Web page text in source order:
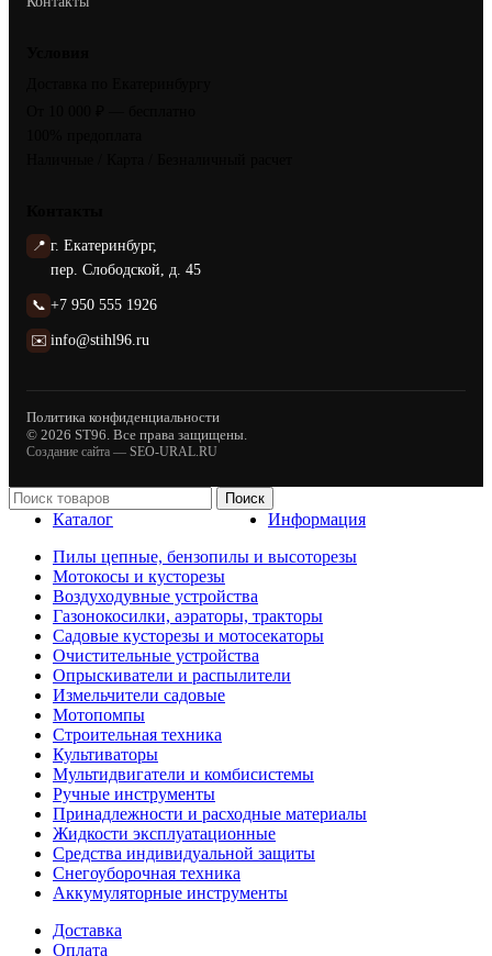
📍 г. Екатеринбург,
пер. Слободской, д. 45
📞 +7 950 555 1926
✉️ info@stihl96.ru
Политика конфиденциальности
© 2026 ST96. Все права защищены.
Создание сайта — SEO-URAL.RU
Поиск
Информация
Каталог
Пилы цепные, бензопилы и высоторезы
Мотокосы и кусторезы
Воздуходувные устройства
Газонокосилки, аэраторы, тракторы
Садовые кусторезы и мотосекаторы
Очистительные устройства
Опрыскиватели и распылители
Измельчители садовые
Мотопомпы
Строительная техника
Культиваторы
Мультидвигатели и комбисистемы
Ручные инструменты
Принадлежности и расходные материалы
Жидкости эксплуатационные
Средства индивидуальной защиты
Снегоуборочная техника
Аккумуляторные инструменты
Доставка
Оплата